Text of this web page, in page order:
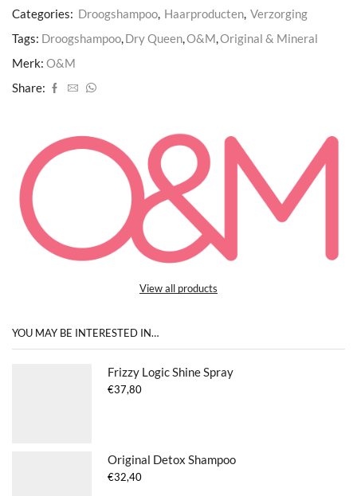
Categories: Droogshampoo, Haarproducten, Verzorging
Tags: Droogshampoo,Dry Queen,O&M,Original & Mineral
Merk: O&M
Share:
View all products
YOU MAY BE INTERESTED IN…
Frizzy Logic Shine Spray
€37,80
Original Detox Shampoo
€32,40